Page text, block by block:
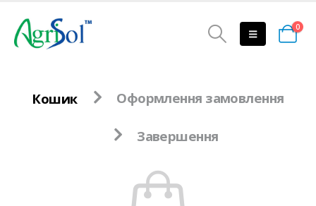
0
Кошик Оформлення замовлення
Завершення